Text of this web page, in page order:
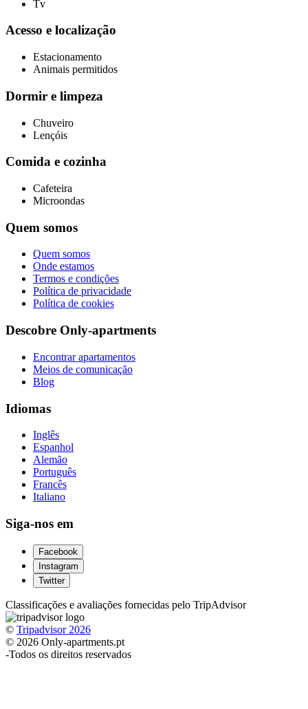
Tv
Acesso e localização
Estacionamento
Animais permitidos
Dormir e limpeza
Chuveiro
Lençóis
Comida e cozinha
Cafeteira
Microondas
Quem somos
Quem somos
Onde estamos
Termos e condições
Política de privacidade
Política de cookies
Descobre Only-apartments
Encontrar apartamentos
Meios de comunicação
Blog
Idiomas
Inglês
Espanhol
Alemão
Português
Francês
Italiano
Siga-nos em
Facebook
Instagram
Twitter
Classificações e avaliações fornecidas pelo TripAdvisor
© Tripadvisor 2026
© 2026 Only-apartments.pt
-Todos os direitos reservados